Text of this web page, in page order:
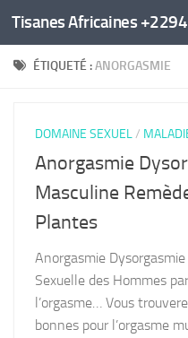
Au dessous du contenu
Tisanes Africaines
ÉTIQUETÉ :ANORGASMIE
DOMAINE SEXUEL/
Anorgasmie
Masculine
Plantes
Anorgasmie
Sexuelle des Hommes
l’orgasme… Vous
bonnes pour l’orgasme